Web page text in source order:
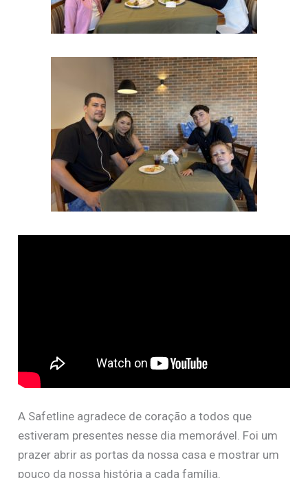
A Safetline agradece de coração a todos que
estiveram presentes nesse dia memorável. Foi um
prazer abrir as portas da nossa casa e mostrar um
pouco da nossa história a cada família.